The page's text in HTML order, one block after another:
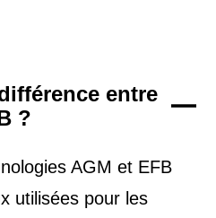
entre
?
AGM et EFB
utilisées pour les